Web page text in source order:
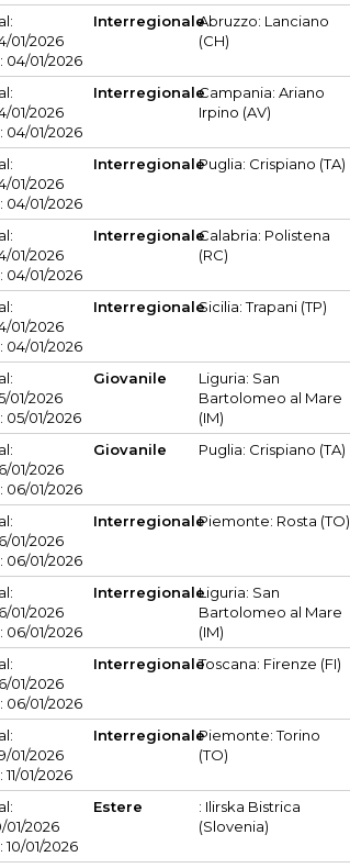
01/2026
04/01/2026
InterregionaleAbruzzo: Lanciano
(CH)
01/2026
04/01/2026
InterregionaleCampania: Ariano
Irpino (AV)
01/2026
04/01/2026
InterregionalePuglia: Crispiano (TA)
01/2026
04/01/2026
InterregionaleCalabria: Polistena
(RC)
01/2026
04/01/2026
InterregionaleSicilia: Trapani (TP)
01/2026
05/01/2026
Giovanile
Liguria: San
Bartolomeo al Mare
(IM)
01/2026
06/01/2026
Giovanile Puglia: Crispiano (TA)
01/2026
06/01/2026
InterregionalePiemonte: Rosta (TO)
01/2026
06/01/2026
InterregionaleLiguria: San
Bartolomeo al Mare
(IM)
01/2026
06/01/2026
InterregionaleToscana: Firenze (FI)
01/2026
11/01/2026
InterregionalePiemonte: Torino
(TO)
01/2026
10/01/2026
Estere
: Ilirska Bistrica
(Slovenia)